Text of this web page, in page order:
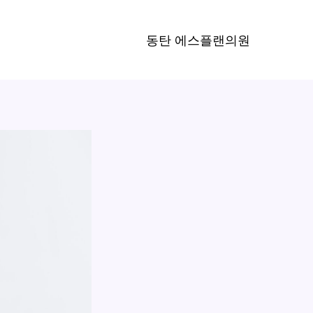
동탄 에스플랜의원